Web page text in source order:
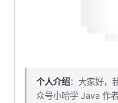
个人介绍：大家好，
众号小哈学 Java 作